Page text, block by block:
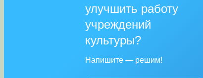
улучшить работу
учреждений
культуры?
Напишите — решим!